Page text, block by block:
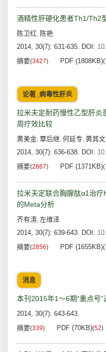
酒精性肝硬化患者Th1/Th2
陈卫红, 陈艳
2014, 30(7): 631-635. DOI:
摘要(3427) PDF (1808KB)(
论著_病毒性肝炎
拉米夫定耐药慢性乙型肝炎
周疗效比较
黄美金, 覃后继, 何延专, 黄其文
2014, 30(7): 636-638. DOI:
摘要(2867) PDF (1371KB)(
拉米夫定联合胸腺肽α1治
的Meta分析
齐有涛, 左维泽
2014, 30(7): 639-643. DOI:
摘要(2856) PDF (1655KB)(
消息
本刊2015年1～6期“重点号”
2014, 30(7): 643-643.
摘要(339) PDF (70KB)(52)